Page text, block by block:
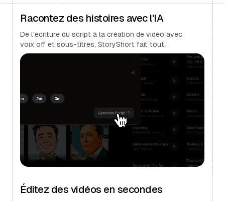
Racontez des histoires avec l'IA
De l'écriture du script à la création de vidéo avec
voix off et sous-titres, StoryShort fait tout.
Éditez des vidéos en secondes